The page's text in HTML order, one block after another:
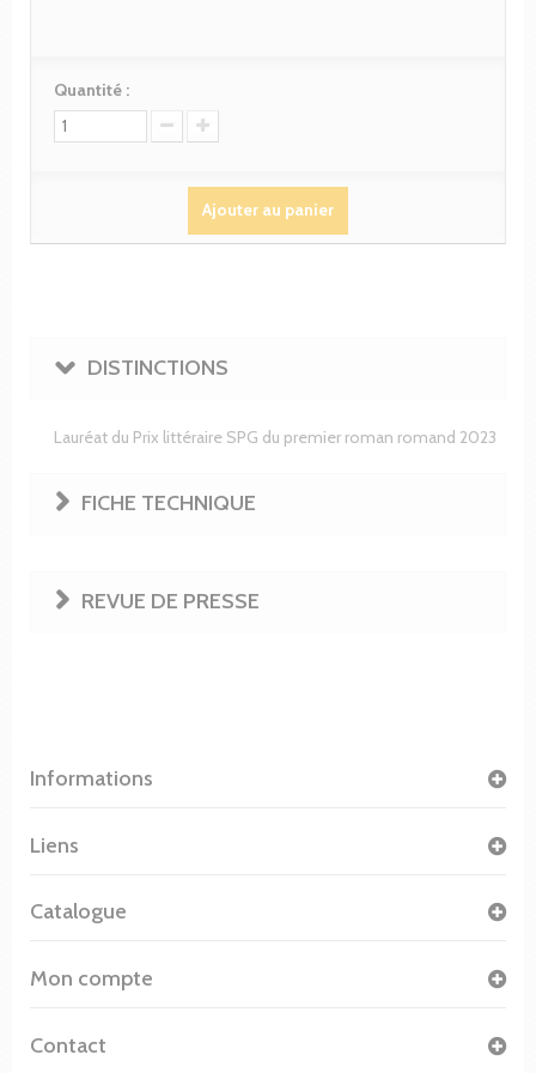
Quantité :
Ajouter au panier
DISTINCTIONS
Lauréat du Prix littéraire SPG du premier roman romand 2023
FICHE TECHNIQUE
REVUE DE PRESSE
Informations
Liens
Catalogue
Mon compte
Contact